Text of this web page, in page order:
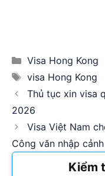
Categories
Visa Hong Kong
Tags
visa Hong Kong
Thủ tục xin visa
2026
Visa Việt Nam
Công văn nhập cảnh
Kiểm